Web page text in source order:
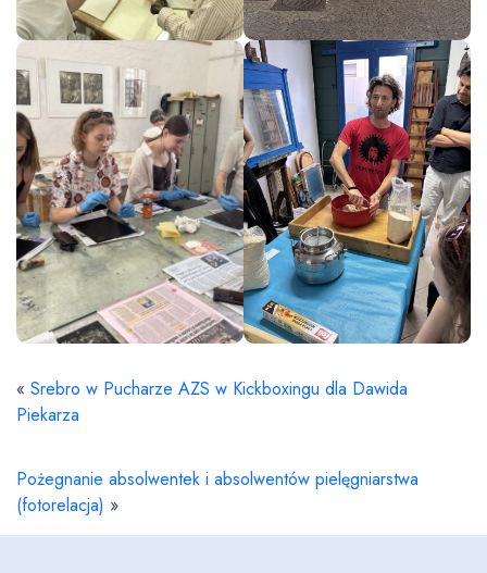
« Srebro w Pucharze AZS w Kickboxingu dla Dawida
Piekarza
Pożegnanie absolwentek i absolwentów pielęgniarstwa
(fotorelacja) »